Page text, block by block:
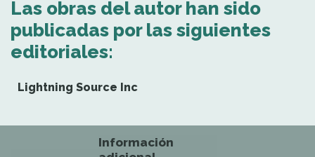
Las obras del autor han sido
publicadas por las siguientes
editoriales:
Lightning Source Inc
Información